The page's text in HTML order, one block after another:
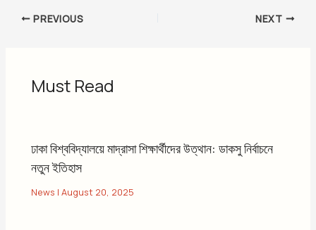
PREVIOUS NEXT
Must Read
ঢাকা বিশ্ববিদ্যালয়ে মাদ্রাসা শিক্ষার্থীদের উত্থান: ডাকসু নির্বাচনে
নতুন ইতিহাস
News |August 20, 2025